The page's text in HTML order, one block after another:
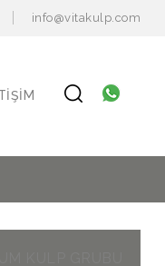
info@vitakulp.com